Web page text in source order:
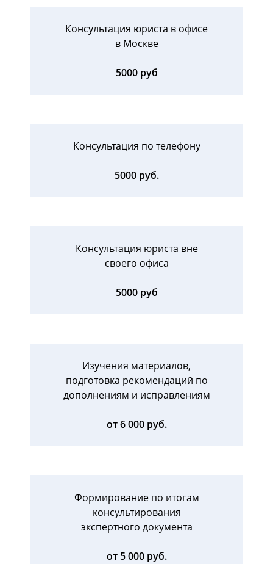
Консультация юриста в офисе
в Москве
5000 руб
Консультация по телефону
5000 руб.
Консультация юриста вне
своего офиса
5000 руб
Изучения материалов,
подготовка рекомендаций по
дополнениям и исправлениям
от 6 000 руб.
Формирование по итогам
консультирования
экспертного документа
от 5 000 руб.